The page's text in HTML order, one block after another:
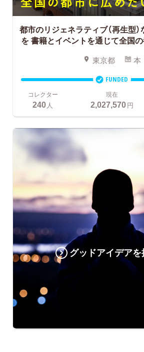
都市のリジェネラティブ（再生型
を書籍とイベントを通じて全国の
東京都 本
FUNDED
コレクター
240 人
現在
2,027,570円
グッドアイデア